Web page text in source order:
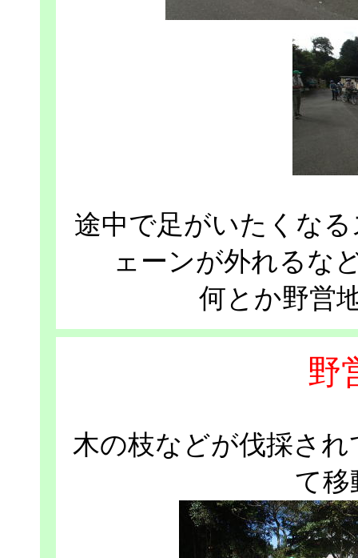
途中で足がいたくな
ェーンが外れるな
何とか野営
野
木の枝などが伐採さ
て移